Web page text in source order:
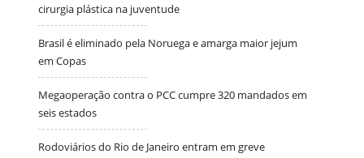
cirurgia plástica na juventude
Brasil é eliminado pela Noruega e amarga maior jejum
em Copas
Megaoperação contra o PCC cumpre 320 mandados em
seis estados
Rodoviários do Rio de Janeiro entram em greve